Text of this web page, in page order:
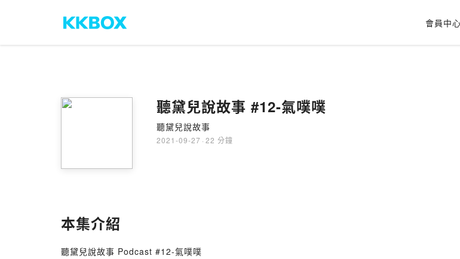
會員中心
聽黛兒說故事 #12-氣噗噗
聽黛兒說故事
2021-09-27 · 22 分鐘
本集介紹
聽黛兒說故事 Podcast #12-氣噗噗